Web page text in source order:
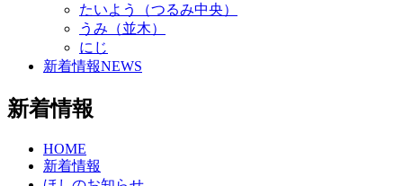
たいよう（つるみ中央）
うみ（並木）
にじ
新着情報NEWS
新着情報
HOME
新着情報